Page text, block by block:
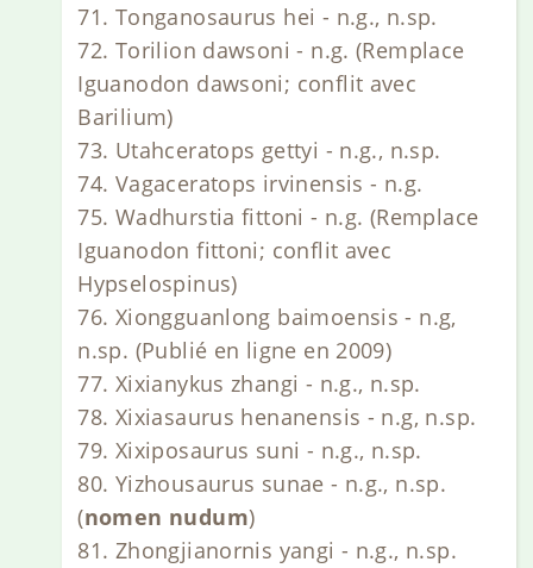
71. Tonganosaurus hei - n.g., n.sp.
72. Torilion dawsoni - n.g. (Remplace
Iguanodon dawsoni; conflit avec
Barilium)
73. Utahceratops gettyi - n.g., n.sp.
74. Vagaceratops irvinensis - n.g.
75. Wadhurstia fittoni - n.g. (Remplace
Iguanodon fittoni; conflit avec
Hypselospinus)
76. Xiongguanlong baimoensis - n.g,
n.sp. (Publié en ligne en 2009)
77. Xixianykus zhangi - n.g., n.sp.
78. Xixiasaurus henanensis - n.g, n.sp.
79. Xixiposaurus suni - n.g., n.sp.
80. Yizhousaurus sunae - n.g., n.sp.
(nomen nudum)
81. Zhongjianornis yangi - n.g., n.sp.